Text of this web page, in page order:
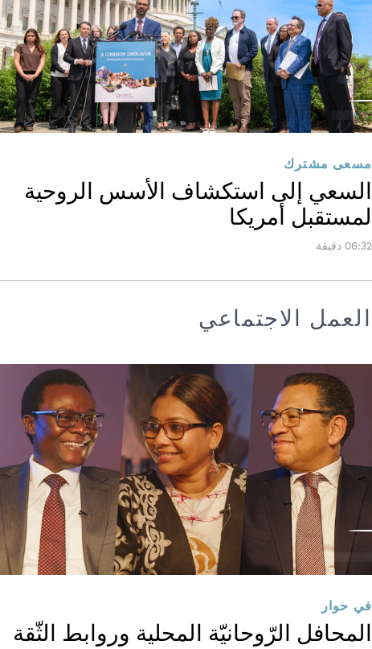
مسعى مشترك
السعي إلى استكشاف الأسس الروحية
لمستقبل أمريكا
06:32 دقيقة
العمل الاجتماعي
في حوار
المحافل الرّوحانيّة المحلية وروابط الثّقة